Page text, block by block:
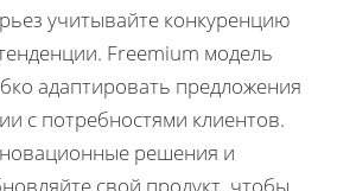
учитывайте конкуренцию
Freemium модель
адаптировать предложения
с потребностями клиентов.
решения и